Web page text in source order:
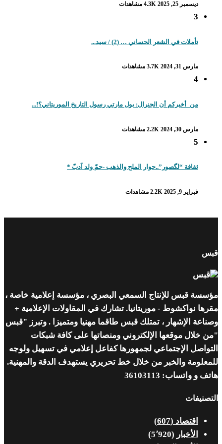
ديسمبر 25, 2025 4.3K مشاهدات
3
تأملات في الشعر الحساني … (2) / سيد...
مارس 31, 2024 3.7K مشاهدات
4
من_أخبركم أن الجنرال: بول مارتي رسول التاريخ الموريتاني؟!...
مارس 30, 2024 2.2K مشاهدات
5
ثقافة “لگصور”..حوار الملح والذهب -حمّ ولد آدبّ *
فبراير 9, 2025 2.2K مشاهدات
قبس
مؤسسة قبس للإنتاج السمعي البصري ، مؤسسة إعلامية خاصة ،
مقرها نواكشوط - موريتانيا. تشارك في المقاولات الإعلامية +
وصناعة الإشهار ، تمتلك قبس طاقما مهنيا ومتميزا . وتبرز "قبس
"من خلال موقعها الإلكتروني ومنصاتها على كافة شبكات
التواصل الإجتماعي لجمهورها كفاعل إعلامي في تسهيل ولوجه
للمعلومة والخبر من خلال خط تحريري يستهدف الدقة والمهنية.
هاتف و واتساب: 36103113
التصنيفات
اقتصاد (607)
الأخبار (5٬920)